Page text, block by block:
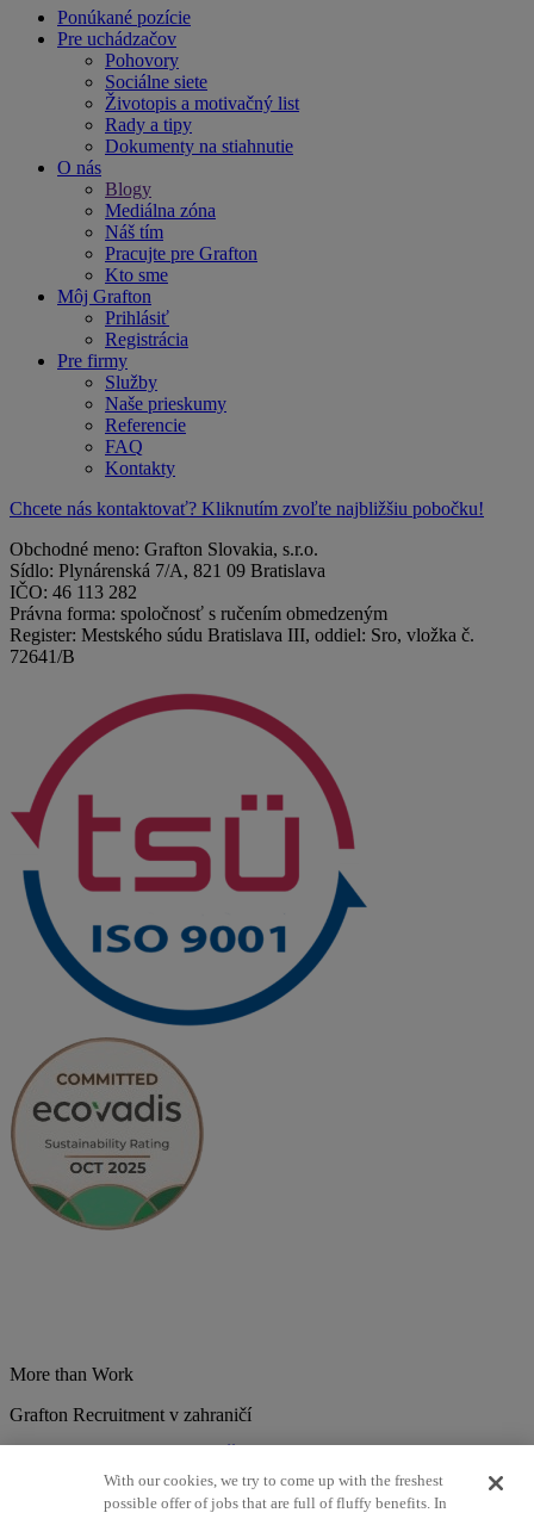
Ponúkané pozície
Pre uchádzačov
Pohovory
Sociálne siete
Životopis a motivačný list
Rady a tipy
Dokumenty na stiahnutie
O nás
Blogy
Mediálna zóna
Náš tím
Pracujte pre Grafton
Kto sme
Môj Grafton
Prihlásiť
Registrácia
Pre firmy
Služby
Naše prieskumy
Referencie
FAQ
Kontakty
Chcete nás kontaktovať? Kliknutím zvoľte najbližšiu pobočku!
Obchodné meno: Grafton Slovakia, s.r.o.
Sídlo: Plynárenská 7/A, 821 09 Bratislava
IČO: 46 113 282
Právna forma: spoločnosť s ručením obmedzeným
Register: Mestského súdu Bratislava III, oddiel: Sro, vložka č.
72641/B
More than Work
Grafton Recruitment v zahraničí
Francúzsko Holandsko India Kolumbia Litva Lotyšsko
Mexiko Nemecko Nórsko Poľsko Portugalsko
With our cookies, we try to come up with the freshest
possible offer of jobs that are full of fluffy benefits. In